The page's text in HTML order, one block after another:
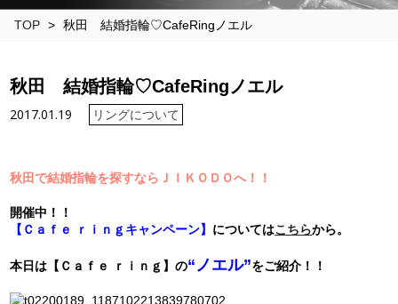
TOP > 秋田 結婚指輪♡CafeRingノエル
秋田 結婚指輪♡CafeRingノエル
2017.01.19 リングについて
秋田で結婚指輪を探すならＪＩＫＯＤＯへ！！
開催中！！
【Ｃａｆｅ ｒｉｎｇキャンペーン】 についてはこちらから。
本日は 【Ｃａｆｅ ｒｉｎｇ】の“ノエル”をご紹介！！